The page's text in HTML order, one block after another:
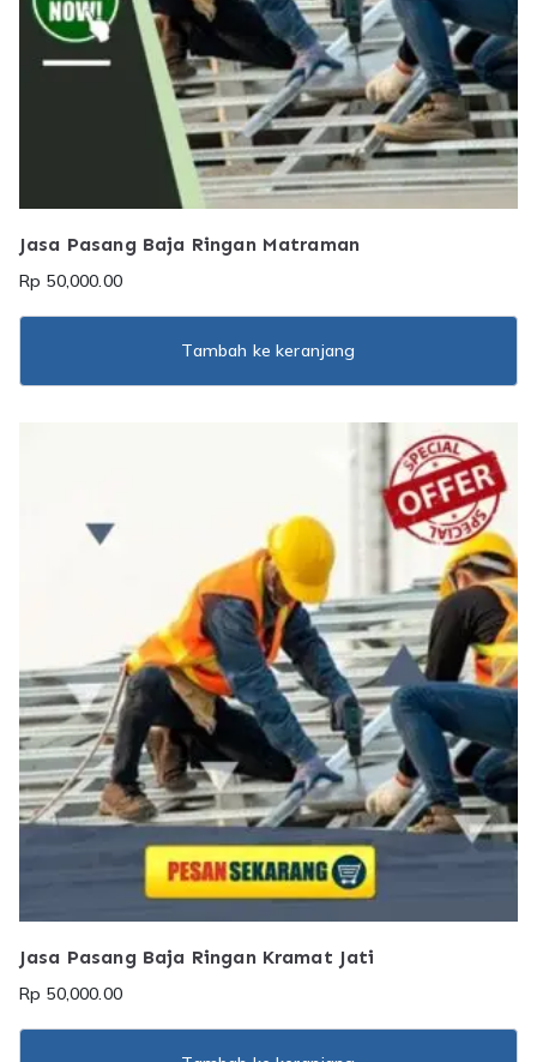
Jasa Pasang Baja Ringan Matraman
Rp 50,000.00
Tambah ke keranjang
Jasa Pasang Baja Ringan Kramat Jati
Rp 50,000.00